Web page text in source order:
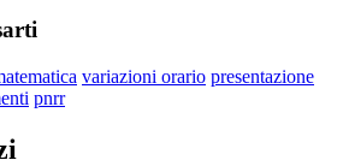
variazioni orario presentazione
pnrr